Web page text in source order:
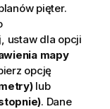
pięter.
ustaw dla opcji
mapy
opcję
lub
. Dane